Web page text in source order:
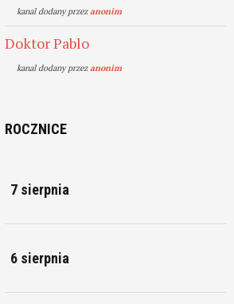
kanal dodany przezanonim
Doktor Pablo
kanal dodany przezanonim
ROCZNICE
7 sierpnia
6 sierpnia